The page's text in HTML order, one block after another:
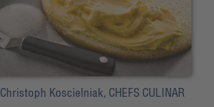
Christoph Koscielniak, CHEFS CULINAR